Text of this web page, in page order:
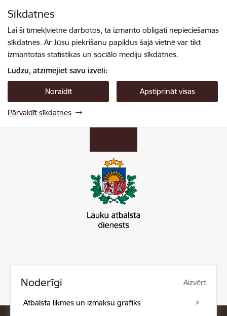
Sīkdatnes
Lai šī tīmekļvietne darbotos, tā izmanto obligāti nepieciešamās
sīkdatnes. Ar Jūsu piekrišanu papildus šajā vietnē var tikt
izmantotas statistikas un sociālo mediju sīkdatnes.
Lūdzu, atzīmējiet savu izvēli:
Noraidīt Apstiprināt visas
Pārvaldīt sīkdatnes
Noderīgi Aizvērt
Atbalsta likmes un izmaksu grafiks